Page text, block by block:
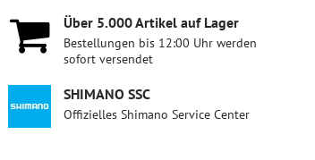
Über 5​.000 Artikel auf Lager
Bestellungen bis 12:00 Uhr werden
sofort versendet
SHIMANO SSC
Offizielles Shimano Service Center